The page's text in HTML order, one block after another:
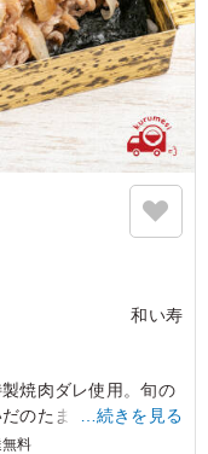
和い寿
焼肉ダレ使用。旬の
のたまじなど、山梨
…続きを見る
料